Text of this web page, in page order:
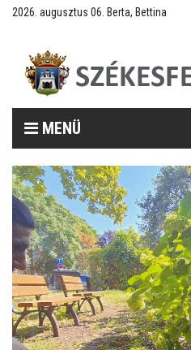
2026. augusztus 06. Berta, Bettina
MENÜ